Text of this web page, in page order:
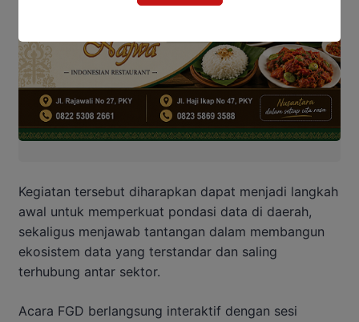
Kegiatan tersebut diharapkan dapat menjadi langkah
awal untuk memperkuat pondasi data di daerah,
sekaligus menjawab tantangan dalam membangun
ekosistem data yang terstandar dan saling
terhubung antar sektor.
Acara FGD berlangsung interaktif dengan sesi